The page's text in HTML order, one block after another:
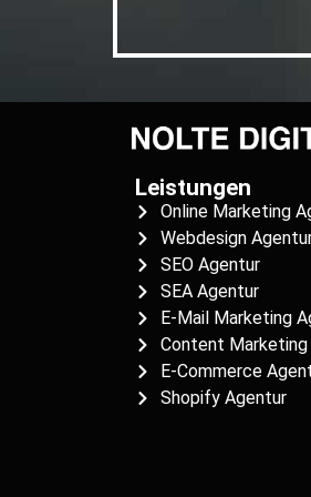
Leistungen
Online Marketing
Webdesign
SEO Agentur
SEA Agentur
E-Mail Marketing
Content Marketing
E-Commerce
Shopify Agentur